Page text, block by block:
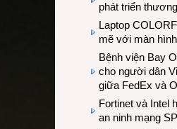
phát triển
Laptop
mẽ với màn
Bệnh viện Bay
cho người dân
giữa FedEx và
Fortinet và Intel
an ninh mạng